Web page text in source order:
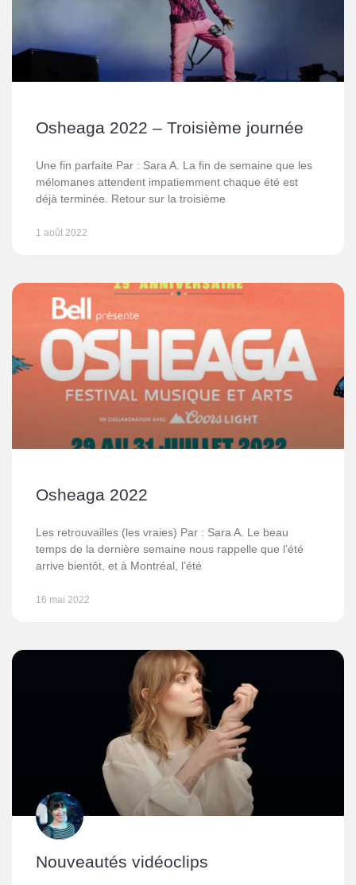
Osheaga 2022 – Troisième journée
Une fin parfaite Par : Sara A. La fin de semaine que les
mélomanes attendent impatiemment chaque été est
déjà terminée. Retour sur la troisième
1 août 2022
Osheaga 2022
Les retrouvailles (les vraies) Par : Sara A. Le beau
temps de la dernière semaine nous rappelle que l’été
arrive bientôt, et à Montréal, l’été
16 mai 2022
Nouveautés vidéoclips